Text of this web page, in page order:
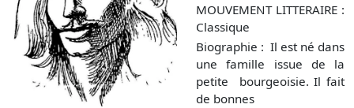
MOUVEMENT LITTERAIRE :
Classique
Biographie : Il est né dans
une famille issue de la
petite bourgeoisie. Il fait
de bonnes